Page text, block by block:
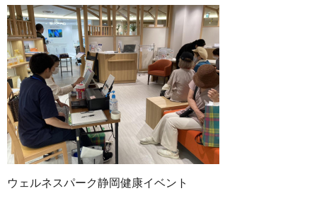
ウェルネスパーク静岡健康イベント